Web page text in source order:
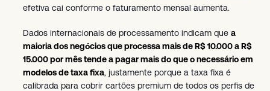
efetiva cai conforme o faturamento mensal aumenta.
Dados internacionais de processamento indicam que a
maioria dos negócios que processa mais de R$ 10.000 a R$
15.000 por mês tende a pagar mais do que o necessário em
modelos de taxa fixa, justamente porque a taxa fixa é
calibrada para cobrir cartões premium de todos os perfis de